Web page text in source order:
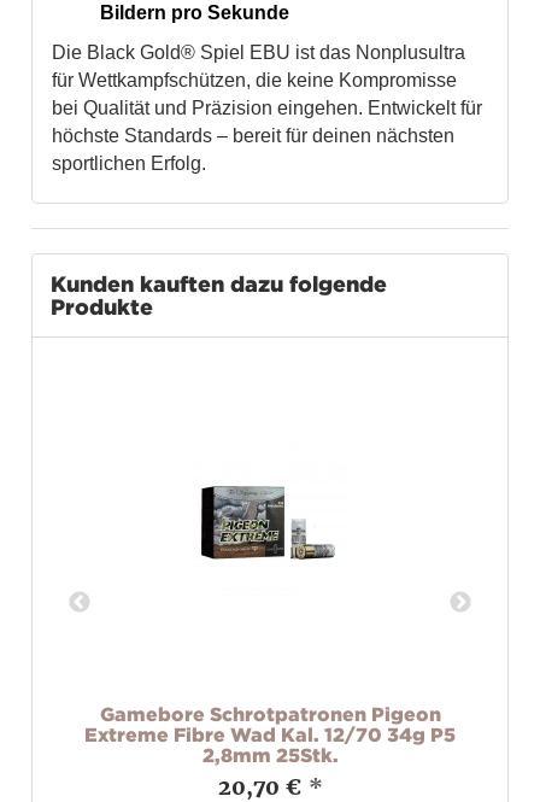
Bildern pro Sekunde
Die Black Gold® Spiel EBU ist das Nonplusultra
für Wettkampfschützen, die keine Kompromisse
bei Qualität und Präzision eingehen. Entwickelt für
höchste Standards – bereit für deinen nächsten
sportlichen Erfolg.
Kunden kauften dazu folgende
Produkte
Gamebore Schrotpatronen Pigeon
Extreme Fibre Wad Kal. 12/70 34g P5
2,8mm 25Stk.
20,70 € *